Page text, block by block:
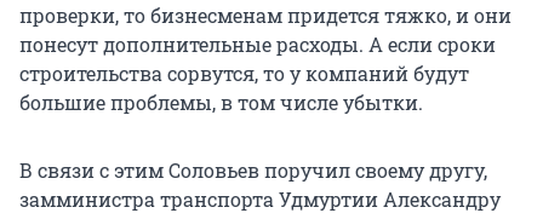
проверки, то бизнесменам придется тяжко, и они
понесут дополнительные расходы. А если сроки
строительства сорвутся, то у компаний будут
большие проблемы, в том числе убытки.
В связи с этим Соловьев поручил своему другу,
замминистра транспорта Удмуртии Александру